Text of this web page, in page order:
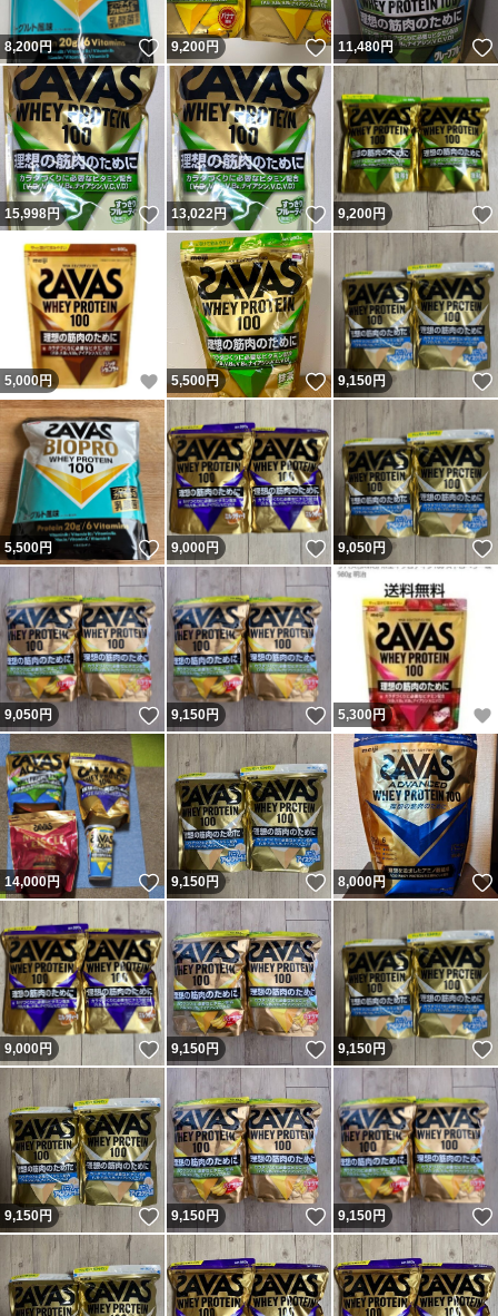
8,200円 いいね！
9,200円 いいね！
11,480円
15,998円 いいね！
13,022円 いいね！
9,200円
5,000円 いいね！
5,500円 いいね！
9,150円
5,500円 いいね！
9,000円 いいね！
9,050円
9,050円 いいね！
9,150円 いいね！
5,300円
14,000円 いいね！
9,150円 いいね！
8,000円
9,000円 いいね！
9,150円 いいね！
9,150円
9,150円 いいね！
9,150円 いいね！
9,150円